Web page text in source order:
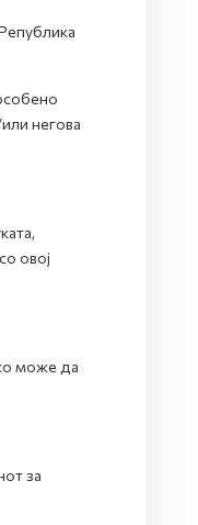
негова
овој
може да
за